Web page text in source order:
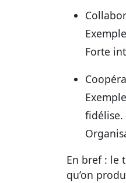
Forte
fidélise.
En bref : le
qu’on